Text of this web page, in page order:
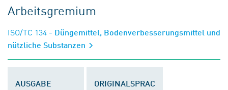
Arbeitsgremium
ISO/TC 134 - Düngemittel, Bodenverbesserungsmittel und
nützliche Substanzen
AUSGABE
ORIGINALSPRAC